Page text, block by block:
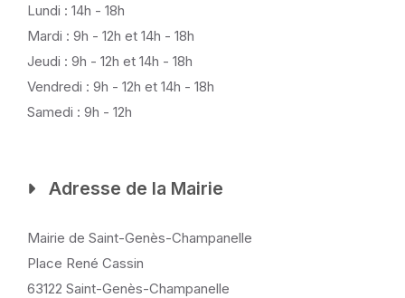
Lundi : 14h - 18h
Mardi : 9h - 12h et 14h - 18h
Jeudi : 9h - 12h et 14h - 18h
Vendredi : 9h - 12h et 14h - 18h
Samedi : 9h - 12h
Adresse de la Mairie
Mairie de Saint-Genès-Champanelle
Place René Cassin
63122 Saint-Genès-Champanelle